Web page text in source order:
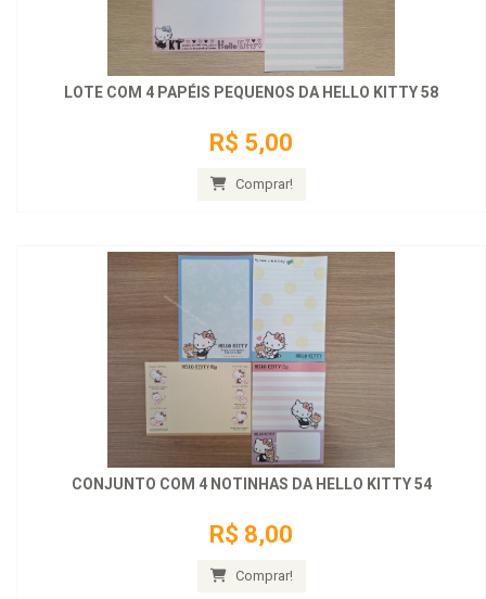
LOTE COM 4 PAPÉIS PEQUENOS DA HELLO KITTY 58
R$ 5,00
Comprar!
CONJUNTO COM 4 NOTINHAS DA HELLO KITTY 54
R$ 8,00
Comprar!